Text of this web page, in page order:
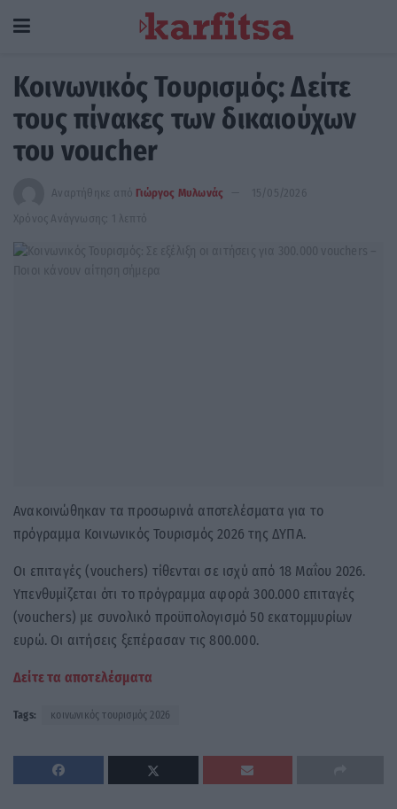
Κοινωνικός Τουρισμός: Δείτε
τους πίνακες των δικαιούχων
του voucher
Αναρτήθηκε από Γιώργος Μυλωνάς
15/05/2026
Χρόνος Ανάγνωσης: 1 λεπτό
Ανακοινώθηκαν τα προσωρινά αποτελέσματα για το
πρόγραμμα Κοινωνικός Τουρισμός 2026 της ΔΥΠΑ.
Οι επιταγές (vouchers) τίθενται σε ισχύ από 18 Μαΐου 2026.
Υπενθυμίζεται ότι το πρόγραμμα αφορά 300.000 επιταγές
(vouchers) με συνολικό προϋπολογισμό 50 εκατομμυρίων
ευρώ. Οι αιτήσεις ξεπέρασαν τις 800.000.
Δείτε τα αποτελέσματα
Tags: κοινωνικός τουρισμός 2026